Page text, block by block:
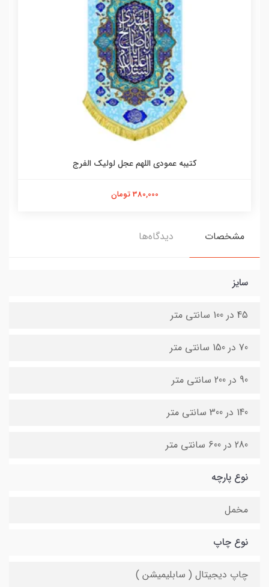
کتیبه عمودی اللهم عجل لولیک الفرج
380,000 تومان
مشخصات دیدگاه‌ها
سایز
45 در 100 سانتی متر
70 در 150 سانتی متر
90 در 200 سانتی متر
140 در 300 سانتی متر
280 در 600 سانتی متر
نوع پارچه
مخمل
نوع چاپ
چاپ دیجیتال ( سابلیمیشن )